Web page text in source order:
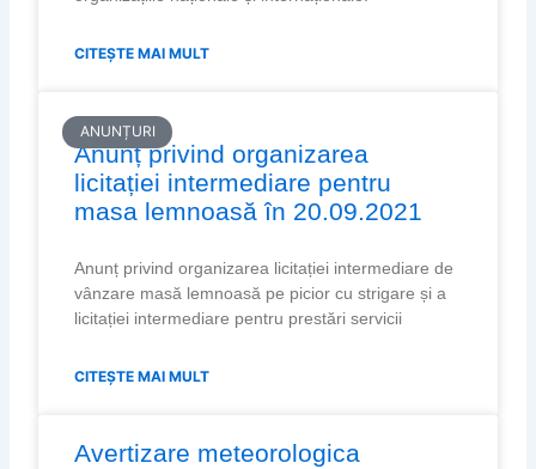
CITEȘTE MAI MULT
ANUNȚURI
Anunț privind organizarea
licitației intermediare pentru
masa lemnoasă în 20.09.2021
Anunț privind organizarea licitației intermediare de
vânzare masă lemnoasă pe picior cu strigare și a
licitației intermediare pentru prestări servicii
CITEȘTE MAI MULT
Avertizare meteorologica